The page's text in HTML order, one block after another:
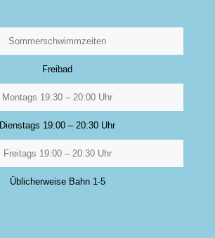
Sommerschwimmzeiten
Freibad
Montags 19:30 – 20:00 Uhr
Dienstags 19:00 – 20:30 Uhr
Freitags 19:00 – 20:30 Uhr
Üblicherweise Bahn 1-5